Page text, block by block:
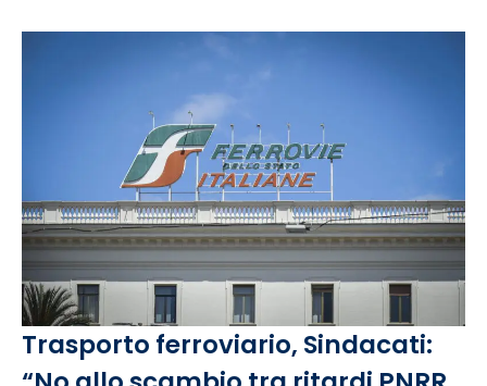
Trasporto ferroviario, Sindacati: